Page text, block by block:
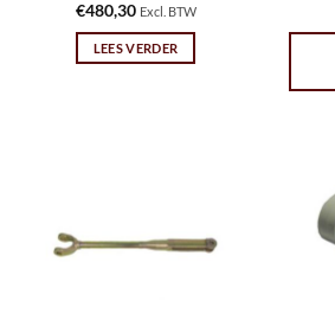
€480,30 Excl. BTW
LEES VERDER